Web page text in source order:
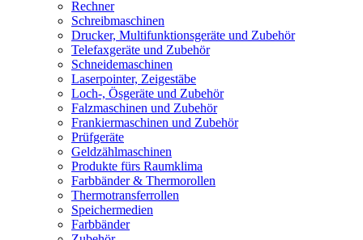
Rechner
Schreibmaschinen
Drucker, Multifunktionsgeräte und Zubehör
Telefaxgeräte und Zubehör
Schneidemaschinen
Laserpointer, Zeigestäbe
Loch-, Ösgeräte und Zubehör
Falzmaschinen und Zubehör
Frankiermaschinen und Zubehör
Prüfgeräte
Geldzählmaschinen
Produkte fürs Raumklima
Farbbänder & Thermorollen
Thermotransferrollen
Speichermedien
Farbbänder